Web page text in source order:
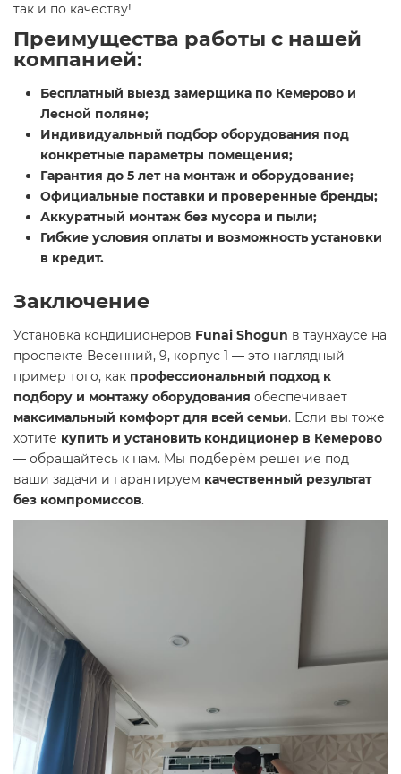
так и по качеству!
Преимущества работы с нашей
компанией:
Бесплатный выезд замерщика по Кемерово и
Лесной поляне;
Индивидуальный подбор оборудования под
конкретные параметры помещения;
Гарантия до 5 лет на монтаж и оборудование;
Официальные поставки и проверенные бренды;
Аккуратный монтаж без мусора и пыли;
Гибкие условия оплаты и возможность установки
в кредит.
Заключение
Установка кондиционеров Funai Shogun в таунхаусе на
проспекте Весенний, 9, корпус 1 — это наглядный
пример того, как профессиональный подход к
подбору и монтажу оборудования обеспечивает
максимальный комфорт для всей семьи. Если вы тоже
хотите купить и установить кондиционер в Кемерово
— обращайтесь к нам. Мы подберём решение под
ваши задачи и гарантируем качественный результат
без компромиссов.